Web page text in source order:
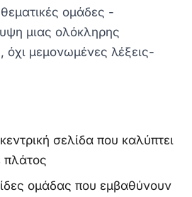
θεματικές ομάδες -
μιας ολόκληρης
όχι μεμονωμένες λέξεις-
σελίδα που καλύπτει
πλάτος
ομάδας που εμβαθύνουν